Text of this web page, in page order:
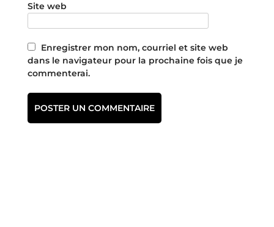
Site web
Enregistrer mon nom, courriel et site web
dans le navigateur pour la prochaine fois que je
commenterai.